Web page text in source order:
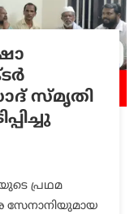
സ്മൃതി
പ്രഥമ
സേനാനിയുമായ